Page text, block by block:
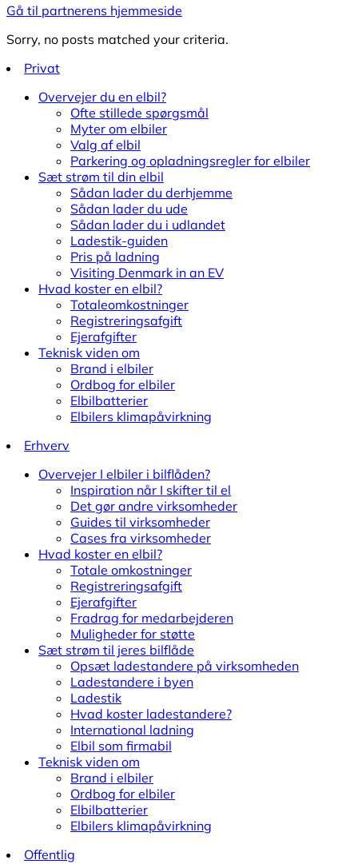
Gå til partnerens hjemmeside
Sorry, no posts matched your criteria.
Privat
Overvejer du en elbil?
Ofte stillede spørgsmål
Myter om elbiler
Valg af elbil
Parkering og opladningsregler for elbiler
Sæt strøm til din elbil
Sådan lader du derhjemme
Sådan lader du ude
Sådan lader du i udlandet
Ladestik-guiden
Pris på ladning
Visiting Denmark in an EV
Hvad koster en elbil?
Totaleomkostninger
Registreringsafgift
Ejerafgifter
Teknisk viden om
Brand i elbiler
Ordbog for elbiler
Elbilbatterier
Elbilers klimapåvirkning
Erhverv
Overvejer I elbiler i bilflåden?
Inspiration når I skifter til el
Det gør andre virksomheder
Guides til virksomheder
Cases fra virksomheder
Hvad koster en elbil?
Totale omkostninger
Registreringsafgift
Ejerafgifter
Fradrag for medarbejderen
Muligheder for støtte
Sæt strøm til jeres bilflåde
Opsæt ladestandere på virksomheden
Ladestandere i byen
Ladestik
Hvad koster ladestandere?
International ladning
Elbil som firmabil
Teknisk viden om
Brand i elbiler
Ordbog for elbiler
Elbilbatterier
Elbilers klimapåvirkning
Offentlig